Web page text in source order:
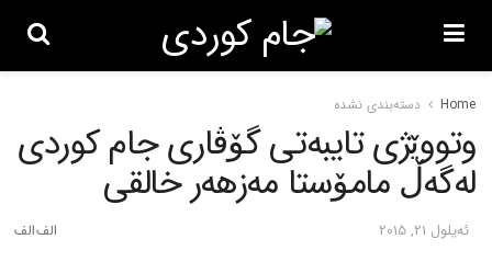
Home دسته‌بندی نشده
وتووێژی تایبه‌تی گۆڤاری جام کوردی
له‌گه‌ڵ مامۆستا مه‌زھه‌ر خالقی
ئه‌یلول 21, 2015